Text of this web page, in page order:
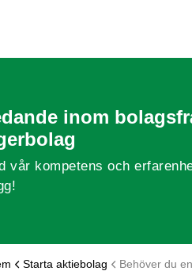
inom
vår kompetens och
Starta aktiebolag Behöver du